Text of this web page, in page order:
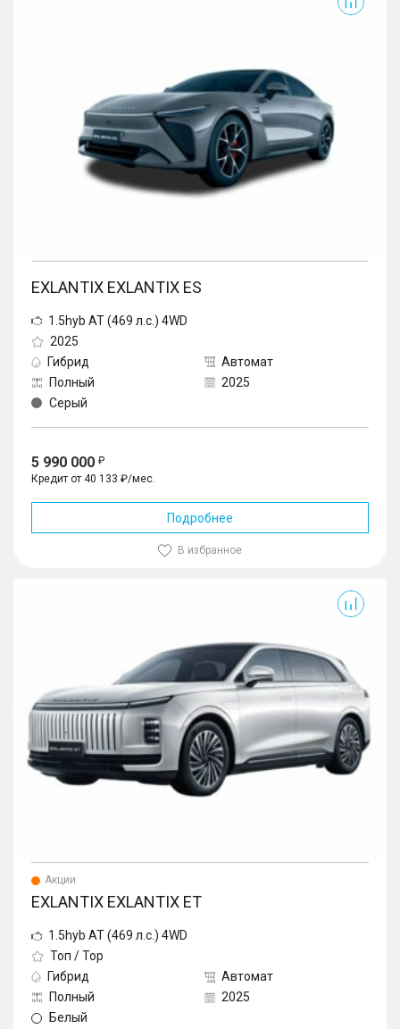
EXLANTIX EXLANTIX ES
1.5hyb AT (469 л.с.) 4WD
2025
Гибрид
Автомат
Полный
2025
Серый
5 990 000
Кредит от 40 133 ₽/мес.
Подробнее
В избранное
Акции
EXLANTIX EXLANTIX ET
1.5hyb AT (469 л.с.) 4WD
Топ / Top
Гибрид
Автомат
Полный
2025
Белый